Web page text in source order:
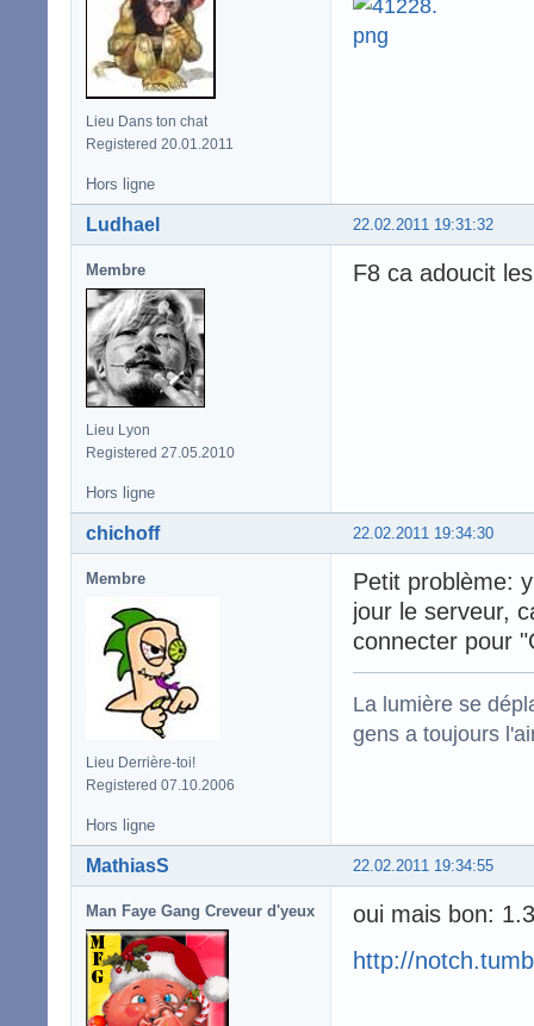
Lieu Dans ton chat
Registered 20.01.2011
Hors ligne
22.02.2011 19:31:32
Ludhael
Membre
Lieu Lyon
Registered 27.05.2010
F8 ca adoucit
Hors ligne
22.02.2011 19:34:30
chichoff
Membre
Lieu Derrière-toi!
Registered 07.10.2006
Petit problème:
jour le serveur,
connecter pour
La lumière se
gens a toujours
Hors ligne
22.02.2011 19:34:55
MathiasS
Man Faye Gang Creveur d'yeux
oui mais bon:
http://